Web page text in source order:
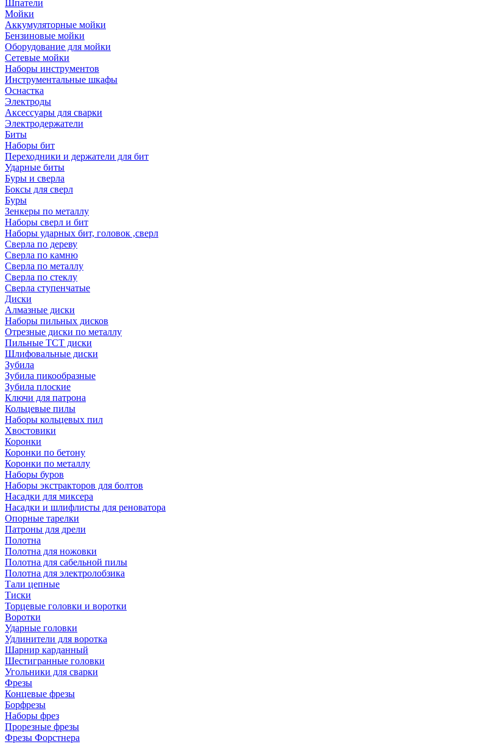
Шпатели
Мойки
Аккумуляторные мойки
Бензиновые мойки
Оборудование для мойки
Сетевые мойки
Наборы инструментов
Инструментальные шкафы
Оснастка
Электроды
Аксессуары для сварки
Электродержатели
Биты
Наборы бит
Переходники и держатели для бит
Ударные биты
Буры и сверла
Боксы для сверл
Буры
Зенкеры по металлу
Наборы сверл и бит
Наборы ударных бит, головок ,сверл
Сверла по дереву
Сверла по камню
Сверла по металлу
Сверла по стеклу
Сверла ступенчатые
Диски
Алмазные диски
Наборы пильных дисков
Отрезные диски по металлу
Пильные TCT диски
Шлифовальные диски
Зубила
Зубила пикообразные
Зубила плоские
Ключи для патрона
Кольцевые пилы
Наборы кольцевых пил
Хвостовики
Коронки
Коронки по бетону
Коронки по металлу
Наборы буров
Наборы экстракторов для болтов
Насадки для миксера
Насадки и шлифлисты для реноватора
Опорные тарелки
Патроны для дрели
Полотна
Полотна для ножовки
Полотна для сабельной пилы
Полотна для электролобзика
Тали цепные
Тиски
Торцевые головки и воротки
Воротки
Ударные головки
Удлинители для воротка
Шарнир карданный
Шестигранные головки
Угольники для сварки
Фрезы
Концевые фрезы
Борфрезы
Наборы фрез
Прорезные фрезы
Фрезы Форстнера